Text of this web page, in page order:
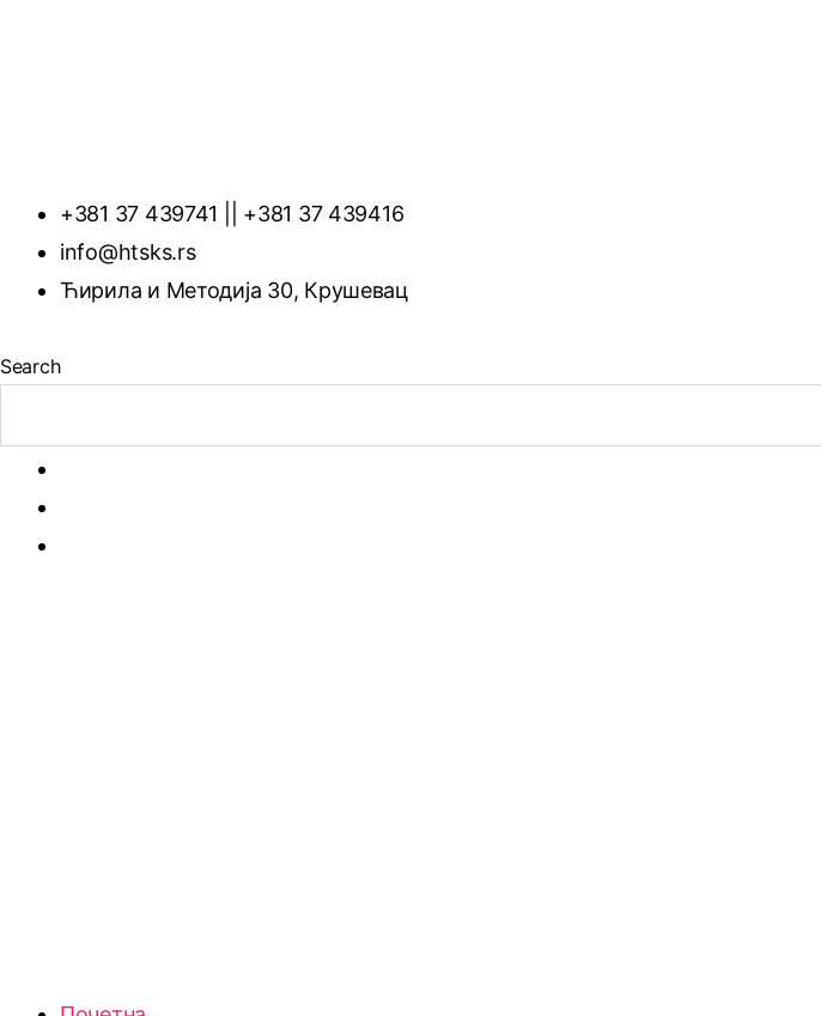
+381 37 439741 || +381 37 439416
info@htsks.rs
Ћирила и Методија 30, Крушевац
Search